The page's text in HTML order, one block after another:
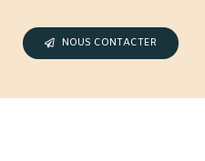
NOUS CONTACTER